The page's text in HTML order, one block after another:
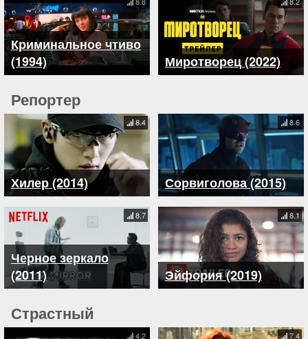
Криминальное чтиво
(1994)
Миротворец (2022)
Репортер
Хилер (2014)
8.4
Сорвиголова (2015)
8.6
Черное зеркало
(2011)
8.7
Эйфория (2019)
8.1
Страстный
4.2 7.4